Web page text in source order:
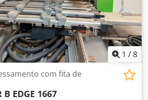
1 /8
com fita de
B EDGE 1667